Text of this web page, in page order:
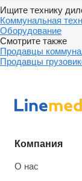
Ищите технику
Коммунальная
Оборудование
Смотрите также
Продавцы
Продавцы
Компания
О нас